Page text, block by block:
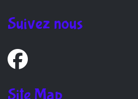
Suivez nous
Site Map